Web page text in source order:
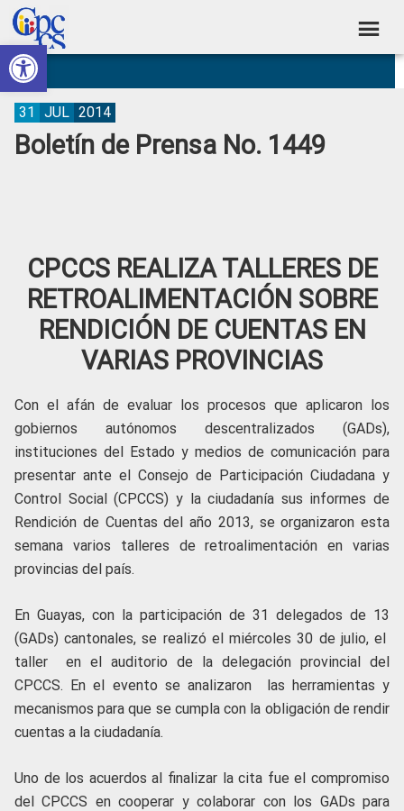
Abrir barra de herramientas
Skip
to
primary
navigation
Skip
to
main
content
Skip
to
primary
sidebar
Skip
to
footer
Consejo
de
Participación
Ciudadana
Construyendo
Poder
Ciudadano
Boletín de Prensa No. 1449
31 JUL 2014
CPCCS REALIZA TALLERES DE
RETROALIMENTACIÓN SOBRE
RENDICIÓN DE CUENTAS EN
VARIAS PROVINCIAS
Con el afán de evaluar los procesos que aplicaron los
gobiernos autónomos descentralizados (GADs),
instituciones del Estado y medios de comunicación para
presentar ante el Consejo de Participación Ciudadana y
Control Social (CPCCS) y la ciudadanía sus informes de
Rendición de Cuentas del año 2013, se organizaron esta
semana varios talleres de retroalimentación en varias
provincias del país.
En Guayas, con la participación de 31 delegados de 13
(GADs) cantonales, se realizó el miércoles 30 de julio, el
taller en el auditorio de la delegación provincial del
CPCCS. En el evento se analizaron las herramientas y
mecanismos para que se cumpla con la obligación de rendir
cuentas a la ciudadanía.
Uno de los acuerdos al finalizar la cita fue el compromiso
del CPCCS en cooperar y colaborar con los GADs para